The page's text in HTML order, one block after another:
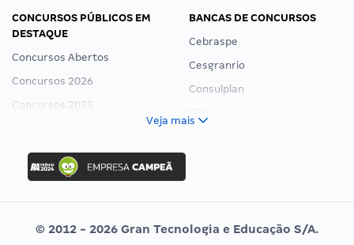
CONCURSOS PÚBLICOS EM
DESTAQUE
Concursos Abertos
Concursos 2026
Concursos 2025
Concurso Ibama
Concurso MPU
Editais publicados
BANCAS DE CONCURSOS
Cebraspe
Cesgranrio
Consulplan
Vunesp
Veja mais
© 2012 - 2026 Gran Tecnologia e Educação S/A.